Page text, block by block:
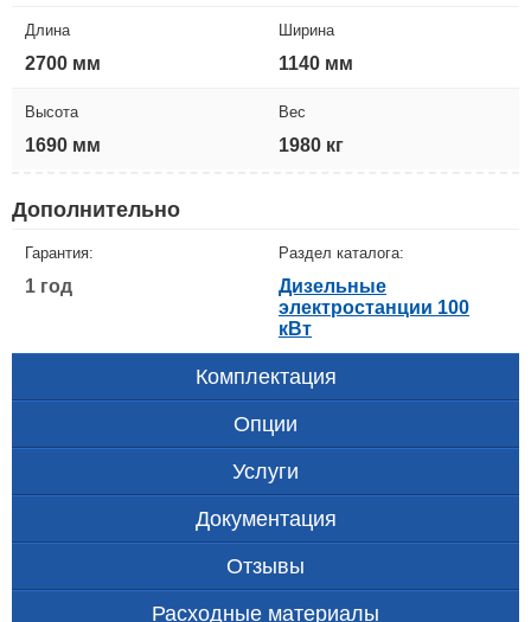
Длина
2700 мм
Ширина
1140 мм
Высота
1690 мм
Вес
1980 кг
Дополнительно
Гарантия:
1 год
Раздел каталога:
Дизельные
электростанции 100
кВт
Комплектация
Опции
Услуги
Документация
Отзывы
Расходные материалы